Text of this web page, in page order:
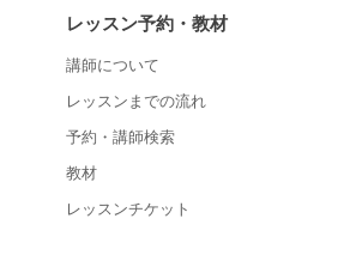
レッスン予約・教材
講師について
レッスンまでの流れ
予約・講師検索
教材
レッスンチケット